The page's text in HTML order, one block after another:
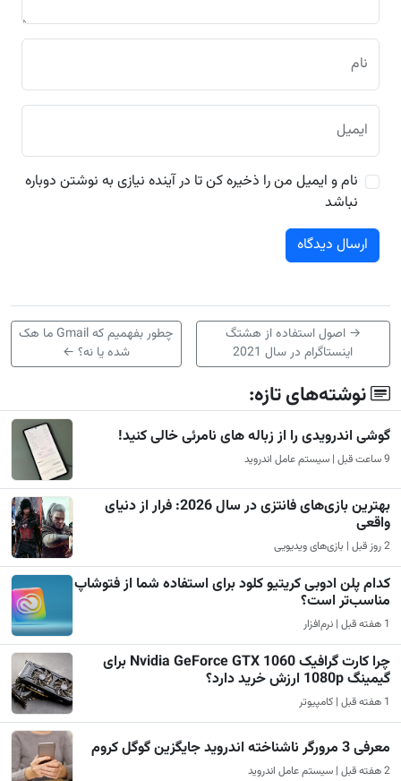
نام
ایمیل
نام و ایمیل من را ذخیره کن تا در آینده نیازی به نوشتن دوباره
نباشد
→ اصول استفاده از هشتگ
اینستاگرام در سال 2021
چطور بفهمیم که Gmail ما هک
شده یا نه؟ ←
نوشته‌های تازه:
گوشی اندرویدی را از زباله های نامرئی خالی کنید!
9 ساعت قبل | سیستم عامل اندروید
بهترین بازی‌های فانتزی در سال 2026: فرار از دنیای
واقعی
2 روز قبل | بازی‌های ویدیویی
کدام پلن ادوبی کریتیو کلود برای استفاده شما از فتوشاپ
مناسب‌تر است؟
1 هفته قبل | نرم‌افزار
چرا کارت گرافیک Nvidia GeForce GTX 1060 برای
گیمینگ 1080p ارزش خرید دارد؟
1 هفته قبل | کامپیوتر
معرفی 3 مرورگر ناشناخته اندروید جایگزین گوگل کروم
2 هفته قبل | سیستم عامل اندروید